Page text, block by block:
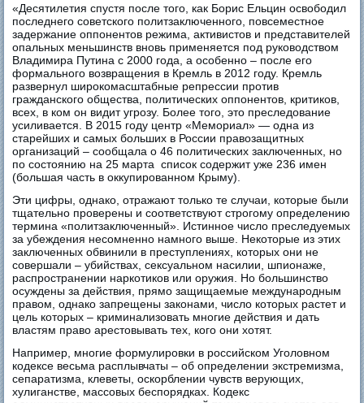
«Десятилетия спустя после того, как Борис Ельцин освободил
последнего советского политзаключенного, повсеместное
задержание оппонентов режима, активистов и представителей
опальных меньшинств вновь применяется под руководством
Владимира Путина с 2000 года, а особенно – после его
формального возвращения в Кремль в 2012 году. Кремль
развернул широкомасштабные репрессии против
гражданского общества, политических оппонентов, критиков,
всех, в ком он видит угрозу. Более того, это преследование
усиливается. В 2015 году центр «Мемориал» — одна из
старейших и самых больших в России правозащитных
организаций – сообщала о 46 политических заключенных, но
по состоянию на 25 марта список содержит уже 236 имен
(большая часть в оккупированном Крыму).
Эти цифры, однако, отражают только те случаи, которые были
тщательно проверены и соответствуют строгому определению
термина «политзаключенный». Истинное число преследуемых
за убеждения несомненно намного выше. Некоторые из этих
заключенных обвинили в преступлениях, которых они не
совершали – убийствах, сексуальном насилии, шпионаже,
распространении наркотиков или оружия. Но большинство
осуждены за действия, прямо защищаемые международным
правом, однако запрещены законами, число которых растет и
цель которых – криминализовать многие действия и дать
властям право арестовывать тех, кого они хотят.
Например, многие формулировки в российском Уголовном
кодексе весьма расплывчаты – об определении экстремизма,
сепаратизма, клеветы, оскорблении чувств верующих,
хулиганстве, массовых беспорядках. Кодекс